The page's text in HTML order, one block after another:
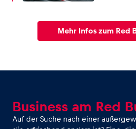
Mehr Infos zum Red
Business am Red
Auf der Suche nach einer